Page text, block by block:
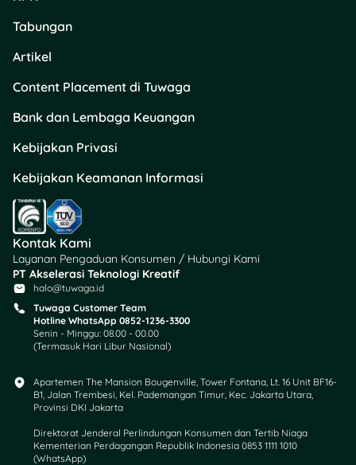
tersimpan di aplikasi
check-in langsung di
mencetak tiket fisik.
2. Lewat Situs Railink
atau Platform Mitra
Alternatif lainnya adalah
membeli tiket melalui
resmi Railink.co.id
platform mitra seperti
Traveloka,Tokopedia , atau
Tiket.com
Proses pembelian
mirip dengan aplikasi
Pastikan data
penumpang sesuai
resmi untuk
menghindari
Tabungan
Artikel
Content Placement di Tuwaga
Bank dan Lembaga Keuangan
Kebijakan Privasi
Kebijakan Keamanan Informasi
Kontak Kami
Layanan Pengaduan Konsumen / Hubungi Kami
PT Akselerasi Teknologi Kreatif
halo@tuwaga.id
Tuwaga Customer Team
Hotline WhatsApp 0852-1236-3300
Senin - Minggu: 08.00 - 00.00
(Termasuk Hari Libur Nasional)
Apartemen The Mansion Bougenville, Tower Fontana, Lt. 16 Unit BF16-
B1, Jalan Trembesi, Kel. Pademangan Timur, Kec. Jakarta Utara,
Provinsi DKI Jakarta
Direktorat Jenderal Perlindungan Konsumen dan Tertib Niaga
Kementerian Perdagangan Republik Indonesia 0853 1111 1010
(WhatsApp)​